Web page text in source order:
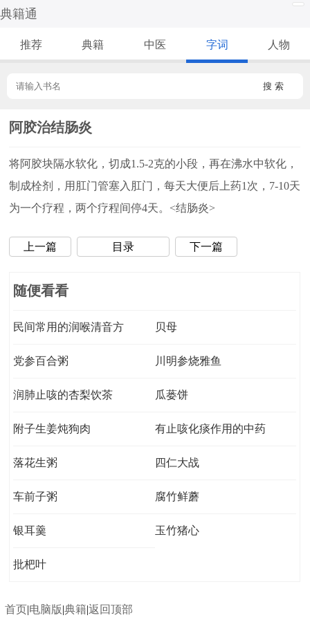
典籍通
推荐 典籍 中医 字词 人物
搜 索
阿胶治结肠炎
将阿胶块隔水软化，切成1.5-2克的小段，再在沸水中软化，
制成栓剂，用肛门管塞入肛门，每天大便后上药1次，7-10天
为一个疗程，两个疗程间停4天。<结肠炎>
上一篇 目录 下一篇
随便看看
民间常用的润喉清音方 贝母
党参百合粥 川明参烧雅鱼
润肺止咳的杏梨饮茶 瓜蒌饼
附子生姜炖狗肉 有止咳化痰作用的中药
落花生粥 四仁大战
车前子粥 腐竹鲜蘑
银耳羹 玉竹猪心
批杷叶
首页|电脑版|典籍|返回顶部